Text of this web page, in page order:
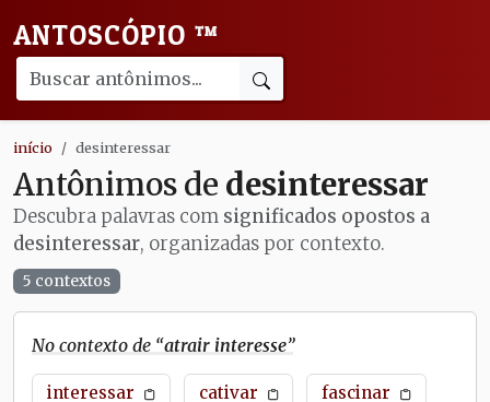
ANTOSCÓPIO ™
início desinteressar
Antônimos de desinteressar
Descubra palavras com significados opostos a
desinteressar, organizadas por contexto.
5 contextos
No contexto de “atrair interesse”
interessar cativar fascinar